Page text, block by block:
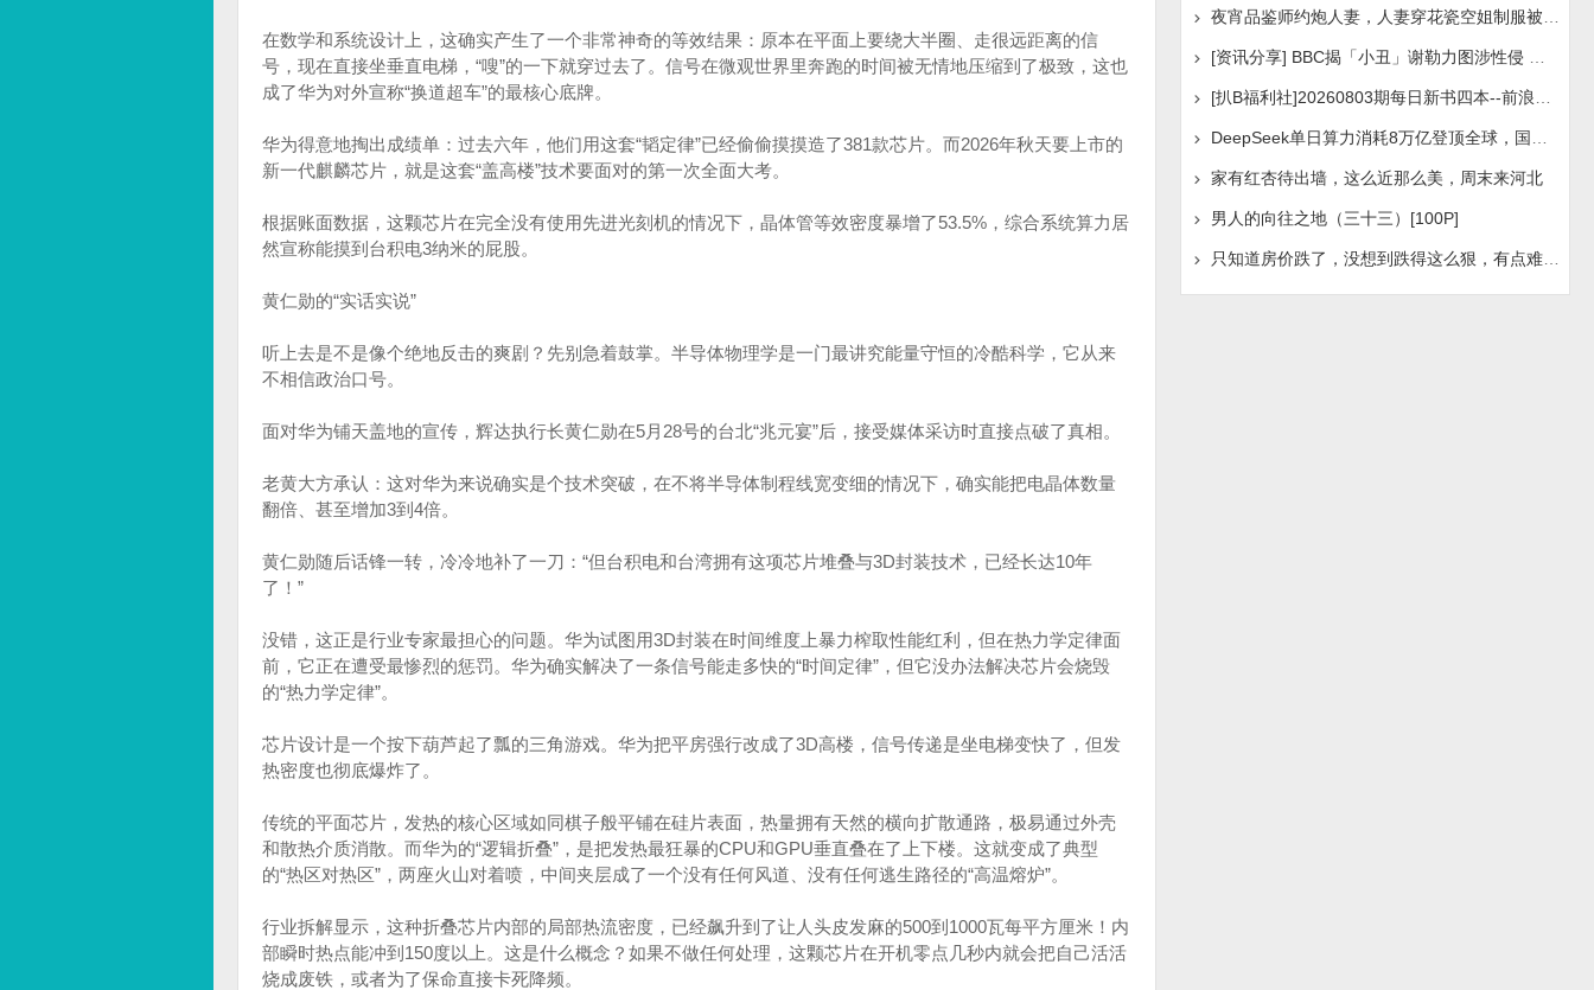
在数学和系统设计上，这确实产生了一个非常神奇的等效结果：原本在平面上要绕大半圈、走很远距离的信
号，现在直接坐垂直电梯，“嗖”的一下就穿过去了。信号在微观世界里奔跑的时间被无情地压缩到了极致，这也
成了华为对外宣称“换道超车”的最核心底牌。
华为得意地掏出成绩单：过去六年，他们用这套“韬定律”已经偷偷摸摸造了381款芯片。而2026年秋天要上市的
新一代麒麟芯片，就是这套“盖高楼”技术要面对的第一次全面大考。
根据账面数据，这颗芯片在完全没有使用先进光刻机的情况下，晶体管等效密度暴增了53.5%，综合系统算力居
然宣称能摸到台积电3纳米的屁股。
黄仁勋的“实话实说”
听上去是不是像个绝地反击的爽剧？先别急着鼓掌。半导体物理学是一门最讲究能量守恒的冷酷科学，它从来
不相信政治口号。
面对华为铺天盖地的宣传，辉达执行长黄仁勋在5月28号的台北“兆元宴”后，接受媒体采访时直接点破了真相。
老黄大方承认：这对华为来说确实是个技术突破，在不将半导体制程线宽变细的情况下，确实能把电晶体数量
翻倍、甚至增加3到4倍。
黄仁勋随后话锋一转，冷冷地补了一刀：“但台积电和台湾拥有这项芯片堆叠与3D封装技术，已经长达10年
了！”
没错，这正是行业专家最担心的问题。华为试图用3D封装在时间维度上暴力榨取性能红利，但在热力学定律面
前，它正在遭受最惨烈的惩罚。华为确实解决了一条信号能走多快的“时间定律”，但它没办法解决芯片会烧毁
的“热力学定律”。
芯片设计是一个按下葫芦起了瓢的三角游戏。华为把平房强行改成了3D高楼，信号传递是坐电梯变快了，但发
热密度也彻底爆炸了。
传统的平面芯片，发热的核心区域如同棋子般平铺在硅片表面，热量拥有天然的横向扩散通路，极易通过外壳
和散热介质消散。而华为的“逻辑折叠”，是把发热最狂暴的CPU和GPU垂直叠在了上下楼。这就变成了典型
的“热区对热区”，两座火山对着喷，中间夹层成了一个没有任何风道、没有任何逃生路径的“高温熔炉”。
行业拆解显示，这种折叠芯片内部的局部热流密度，已经飙升到了让人头皮发麻的500到1000瓦每平方厘米！内
部瞬时热点能冲到150度以上。这是什么概念？如果不做任何处理，这颗芯片在开机零点几秒内就会把自己活活
烧成废铁，或者为了保命直接卡死降频。
家有红杏待出墙，这么近那么美，周末来河北
男人的向往之地（三十三）[100P]
只知道房价跌了，没想到跌得这么狠，有点难受啊！